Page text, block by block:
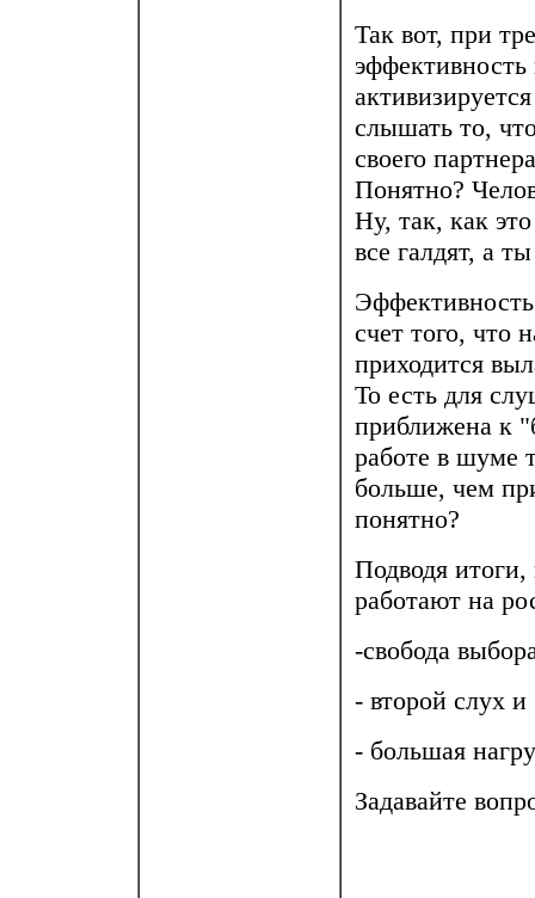
Так вот, при
эффективность
слышать то,
своего
Понятно?
Ну, так, как
все галдят, а
счет того, что
приходится
То есть для
приближена к
работе в шуме
больше, чем
понятно?
Подводя
работают на
-свобода
- второй слух и
- большая
Задавайте